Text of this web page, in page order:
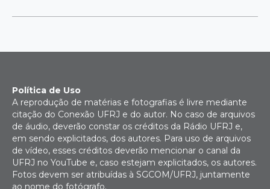
Política de Uso
A reprodução de matérias e fotografias é livre mediante
citação do Conexão UFRJ e do autor. No caso de arquivos
de áudio, deverão constar os créditos da Rádio UFRJ e,
em sendo explicitados, dos autores. Para uso de arquivos
de vídeo, esses créditos deverão mencionar o canal da
UFRJ no YouTube e, caso estejam explicitados, os autores.
Fotos devem ser atribuídas à SGCOM/UFRJ, juntamente
ao nome do fotógrafo.